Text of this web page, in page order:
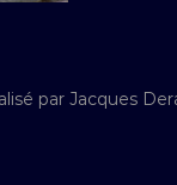
par Jacques